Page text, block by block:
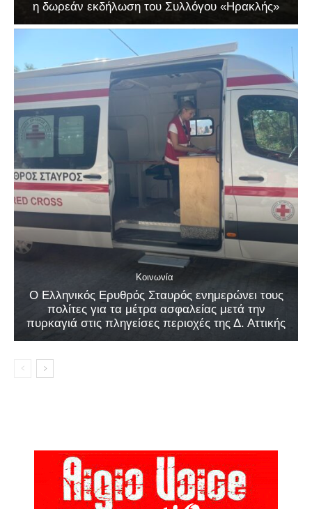
η δωρεάν εκδήλωση του Συλλόγου «Ηρακλής»
Κοινωνία
Ο Ελληνικός Ερυθρός Σταυρός ενημερώνει τους
πολίτες για τα μέτρα ασφαλείας μετά την
πυρκαγιά στις πληγείσες περιοχές της Δ. Αττικής